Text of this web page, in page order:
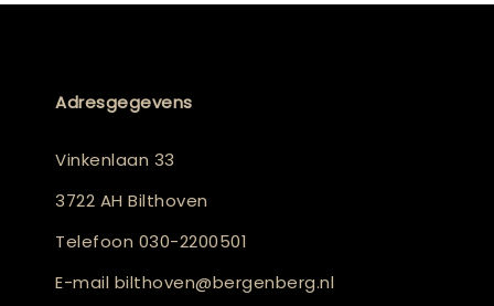
Adresgegevens
Vinkenlaan 33
3722 AH Bilthoven
Telefoon 030-2200501
E-mail bilthoven@bergenberg.nl